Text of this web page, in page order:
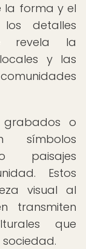
la forma y el
detalles
revela la
y las
grabados o
símbolos
paisajes
Estos
visual al
transmiten
que